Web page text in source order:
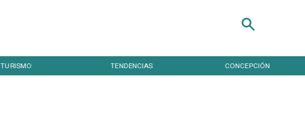
TURISMO TENDENCIAS CONCEPCIÓN